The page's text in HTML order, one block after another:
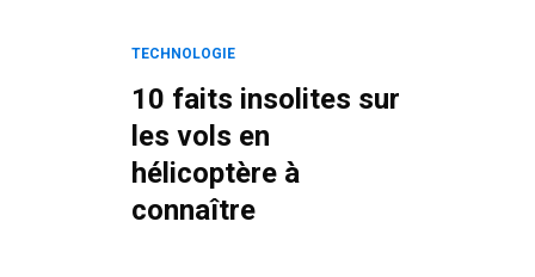
TECHNOLOGIE
10 faits insolites sur
les vols en
hélicoptère à
connaître